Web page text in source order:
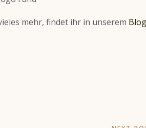
mehr, findet ihr in unserem Blog